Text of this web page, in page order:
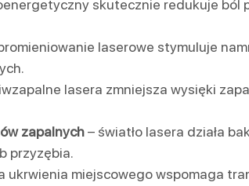
skutecznie redukuje ból
laserowe stymuluje
lasera zmniejsza wysięki
zapalnych– światło lasera działa
przyzębia.
ukrwienia miejscowego wspomaga